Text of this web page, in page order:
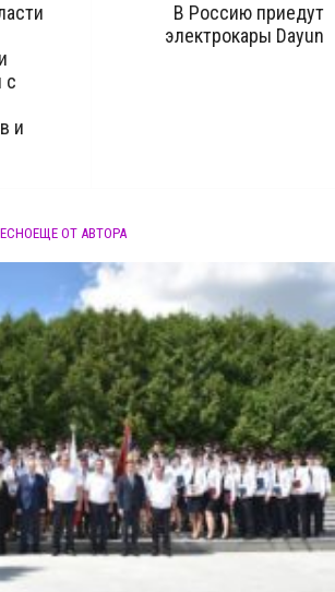
с
и
В Россию приедут
электрокары Dayun
ЕЩЕ ОТ АВТОРА